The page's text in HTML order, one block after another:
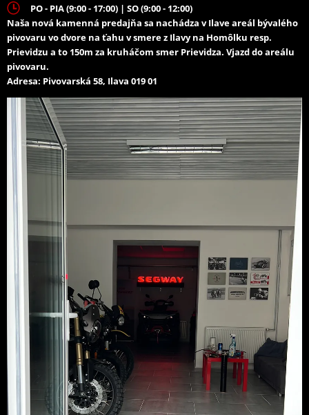
PO - PIA (9:00 - 17:00) | SO (9:00 - 12:00)
Naša nová kamenná predajňa sa nachádza v Ilave areál bývalého
pivovaru vo dvore na ťahu v smere z Ilavy na Homôlku resp.
Prievidzu a to 150m za kruháčom smer Prievidza. Vjazd do areálu
pivovaru.
Adresa: Pivovarská 58, Ilava 019 01